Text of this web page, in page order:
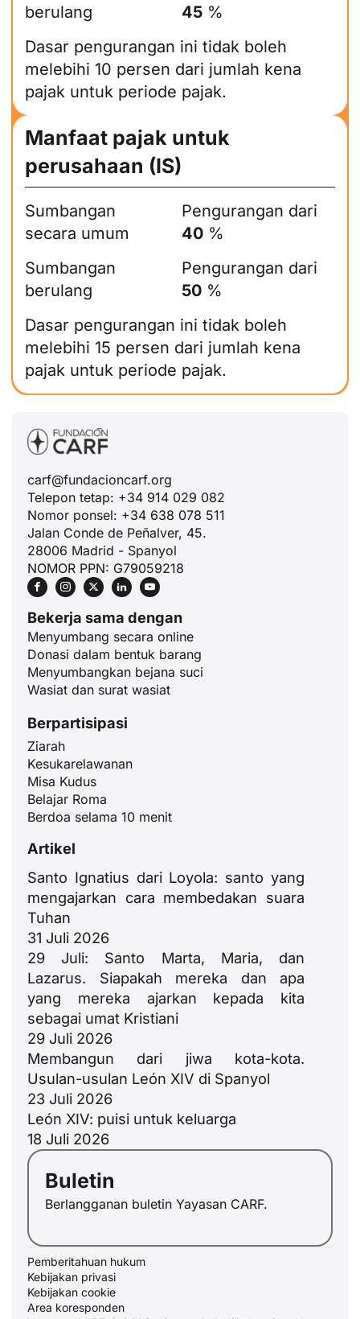
berulang
45%
Dasar pengurangan ini tidak boleh
melebihi 10 persen dari jumlah kena
pajak untuk periode pajak.
Manfaat pajak untuk
perusahaan (IS)
Sumbangan
secara umum
Pengurangan dari
40%
Sumbangan
berulang
Pengurangan dari
50%
Dasar pengurangan ini tidak boleh
melebihi 15 persen dari jumlah kena
pajak untuk periode pajak.
carf@fundacioncarf.org
Telepon tetap: +34 914 029 082
Nomor ponsel: +34 638 078 511
Jalan Conde de Peñalver, 45.
28006 Madrid - Spanyol
NOMOR PPN: G79059218
Bekerja sama dengan
Menyumbang secara online
Donasi dalam bentuk barang
Menyumbangkan bejana suci
Wasiat dan surat wasiat
Berpartisipasi
Ziarah
Kesukarelawanan
Misa Kudus
Belajar Roma
Berdoa selama 10 menit
Artikel
Santo Ignatius dari Loyola: santo yang
mengajarkan cara membedakan suara
Tuhan
31 Juli 2026
29 Juli: Santo Marta, Maria, dan
Lazarus. Siapakah mereka dan apa
yang mereka ajarkan kepada kita
sebagai umat Kristiani
29 Juli 2026
Membangun dari jiwa kota-kota.
Usulan-usulan León XIV di Spanyol
23 Juli 2026
León XIV: puisi untuk keluarga
18 Juli 2026
Buletin
Berlangganan buletin Yayasan CARF.
Pemberitahuan hukum
Kebijakan privasi
Kebijakan cookie
Area koresponden
DE
PL